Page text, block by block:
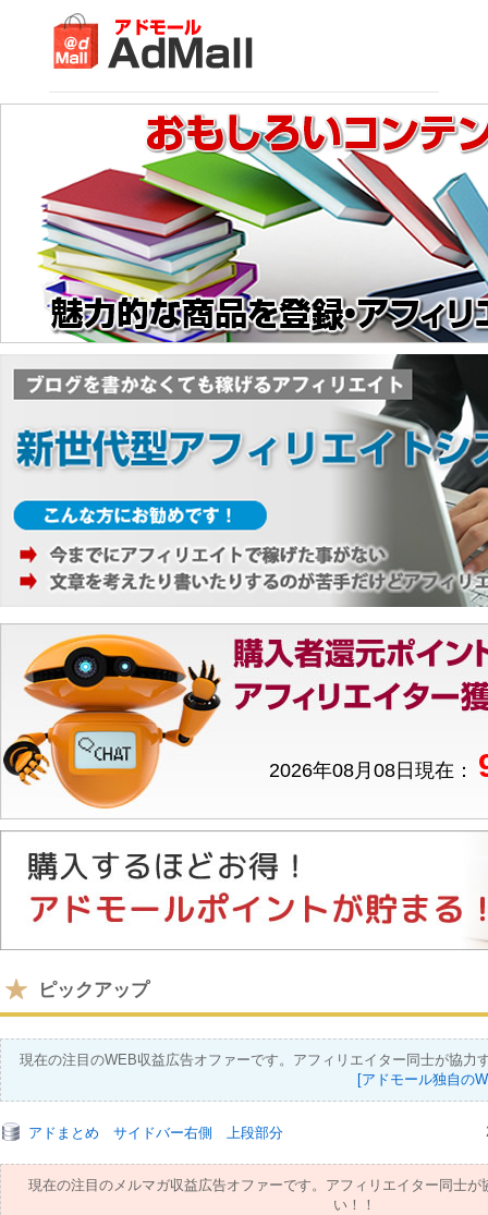
2026年08月08日現在：
ピックアップ
現在の注目のWEB収益広告オファーです。アフィリエイター同士が協力
[アドモール独自の
アドまとめ サイドバー右側 上段部分
現在の注目のメルマガ収益広告オファーです。アフィリエイター同士
い！！